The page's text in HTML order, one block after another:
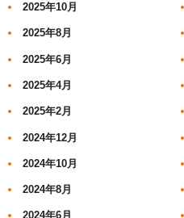
2025年10月
2025年8月
2025年6月
2025年4月
2025年2月
2024年12月
2024年10月
2024年8月
2024年6月